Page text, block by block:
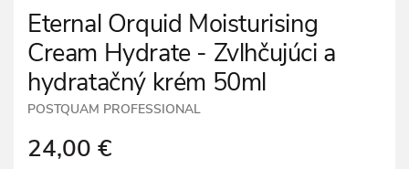
Eternal Orquid Moisturising
Cream Hydrate - Zvlhčujúci a
hydratačný krém 50ml
POSTQUAM PROFESSIONAL
24,00 €